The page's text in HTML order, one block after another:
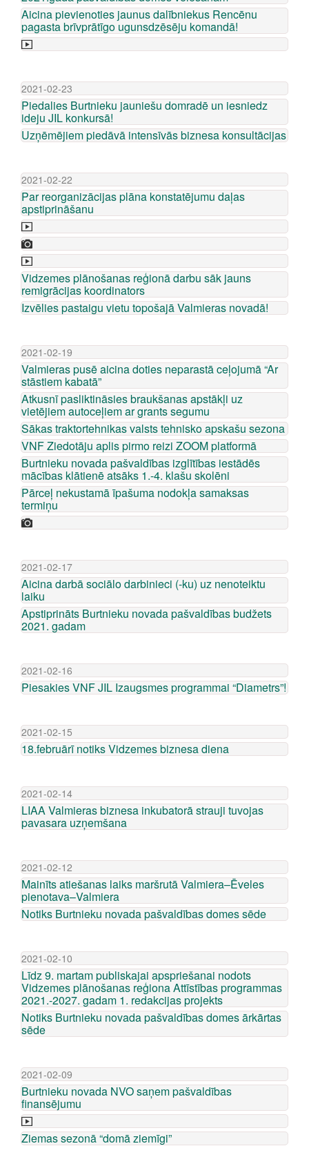
Aicina pievienoties jaunus dalībniekus Rencēnu
pagasta brīvprātīgo ugunsdzēsēju komandā!
2021-02-23
Piedalies Burtnieku jauniešu domradē un iesniedz
ideju JIL konkursā!
Uzņēmējiem piedāvā intensīvās biznesa konsultācijas
2021-02-22
Par reorganizācijas plāna konstatējumu daļas
apstiprināšanu
Vidzemes plānošanas reģionā darbu sāk jauns
remigrācijas koordinators
Izvēlies pastaigu vietu topošajā Valmieras novadā!
2021-02-19
Valmieras pusē aicina doties neparastā ceļojumā “Ar
stāstiem kabatā”
Atkusnī pasliktināsies braukšanas apstākļi uz
vietējiem autoceļiem ar grants segumu
Sākas traktortehnikas valsts tehnisko apskašu sezona
VNF Ziedotāju aplis pirmo reizi ZOOM platformā
Burtnieku novada pašvaldības izglītības iestādēs
mācības klātienē atsāks 1.-4. klašu skolēni
Pārceļ nekustamā īpašuma nodokļa samaksas
termiņu
2021-02-17
Aicina darbā sociālo darbinieci (-ku) uz nenoteiktu
laiku
Apstiprināts Burtnieku novada pašvaldības budžets
2021. gadam
2021-02-16
Piesakies VNF JIL Izaugsmes programmai “Diametrs”!
2021-02-15
18.februārī notiks Vidzemes biznesa diena
2021-02-14
LIAA Valmieras biznesa inkubatorā strauji tuvojas
pavasara uzņemšana
2021-02-12
Mainīts atiešanas laiks maršrutā Valmiera–Ēveles
pienotava–Valmiera
Notiks Burtnieku novada pašvaldības domes sēde
2021-02-10
Līdz 9. martam publiskajai apspriešanai nodots
Vidzemes plānošanas reģiona Attīstības programmas
2021.-2027. gadam 1. redakcijas projekts
Notiks Burtnieku novada pašvaldības domes ārkārtas
sēde
2021-02-09
Burtnieku novada NVO saņem pašvaldības
finansējumu
Ziemas sezonā “domā ziemīgi”